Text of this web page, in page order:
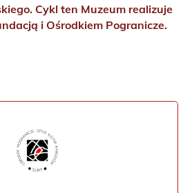
Cykl ten Muzeum realizuje
i Ośrodkiem Pogranicze.